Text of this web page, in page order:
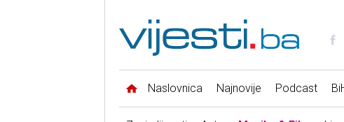
Naslovnica Najnovije Podcast